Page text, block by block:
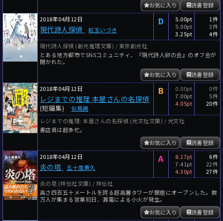
読書登録
お気に入り
2018年04月12日
現代詩人探偵 紅玉いづき
D
5.00pt
5.00pt
3.25pt
1件
3件
4件
現代詩人探偵 (創元推理文庫) / 東京創元社
とある地方都市でSNSコミュニティ、『現代詩人卵の会』のオフ会が
開かれた。
読書登録
お気に入り
2018年04月12日
レジまでの推理 本屋さんの名探偵
(短編集) 似鳥鶏
B
0.00pt
7.00pt
4.05pt
0件
5件
20件
レジまでの推理: 本屋さんの名探偵 (光文社文庫) / 光文社
書店員は超多忙。
読書登録
お気に入り
2018年04月12日
炎の塔 五十嵐貴久
A
8.17pt
7.41pt
4.30pt
6件
22件
27件
炎の塔 (祥伝社文庫) / 祥伝社
高さ四百五十メートルを誇る超高層タワーが銀座にオープンした。数
万人が集まる営業初日、漏電による小火が発生。
読書登録
お気に入り